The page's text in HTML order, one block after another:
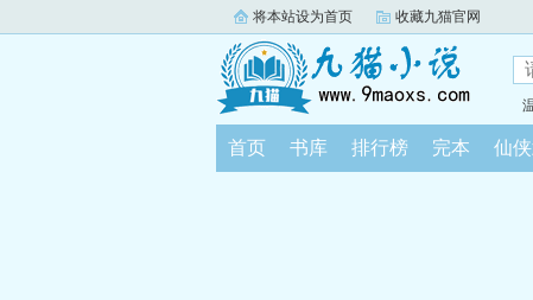
将本站设为首页 收藏九猫官网
首页 书库 排行榜 完本 仙